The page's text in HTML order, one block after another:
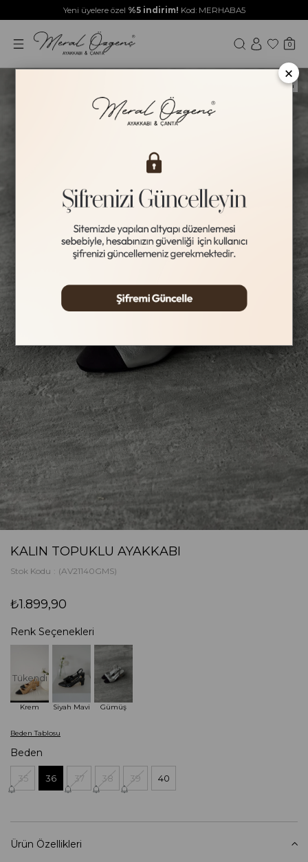
Yeni üyelere özel %5 indirim! Kod: MERHABA5
0
Yeni Ürün
KALIN TOPUKLU AYAKKABI
Stok Kodu (AV21140GMS)
₺1.899,90
Renk Seçenekleri
Tükendi
Krem Siyah Mavi Gümüş
Beden Tablosu
Beden
35 36 37 38 39 40
Ürün Özellikleri
×